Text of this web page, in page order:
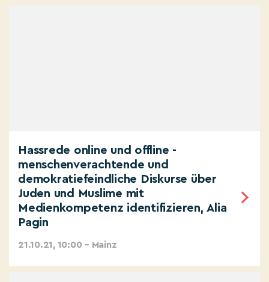
Hassrede online und offline -
menschenverachtende und
demokratiefeindliche Diskurse über
Juden und Muslime mit
Medienkompetenz identifizieren, Alia
Pagin
21.10.21, 10:00 – Mainz